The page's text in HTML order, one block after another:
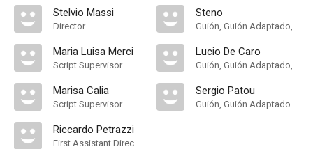
Stelvio Massi
Director
Maria Luisa Merci
Script Supervisor
Marisa Calia
Script Supervisor
Riccardo Petrazzi
First Assistant Director
Steno
Guión, Guión Adaptado, Historia
Lucio De Caro
Guión, Guión Adaptado, Historia
Sergio Patou
Guión, Guión Adaptado